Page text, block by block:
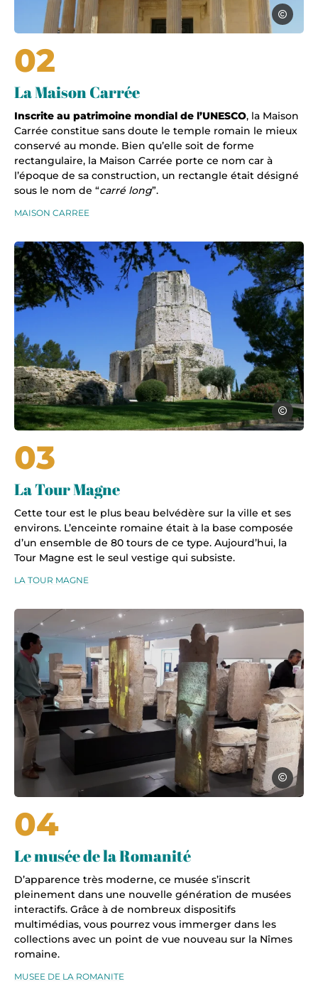
02
La Maison Carrée
Inscrite au patrimoine mondial de l’UNESCO, la Maison
Carrée constitue sans doute le temple romain le mieux
conservé au monde. Bien qu’elle soit de forme
rectangulaire, la Maison Carrée porte ce nom car à
l’époque de sa construction, un rectangle était désigné
sous le nom de “carré long”.
MAISON CARREE
Gard
03
La Tour Magne
Cette tour est le plus beau belvédère sur la ville et ses
environs. L’enceinte romaine était à la base composée
d’un ensemble de 80 tours de ce type. Aujourd’hui, la
Tour Magne est le seul vestige qui subsiste.
LA TOUR MAGNE
Tour magne Nîmes, © Gard tourisme
Gard
04
Le musée de la Romanité
D’apparence très moderne, ce musée s’inscrit
pleinement dans une nouvelle génération de musées
interactifs. Grâce à de nombreux dispositifs
multimédias, vous pourrez vous immerger dans les
collections avec un point de vue nouveau sur la Nîmes
romaine.
MUSEE DE LA ROMANITE
Musée de la Romanité, © Gard tourisme
Gard